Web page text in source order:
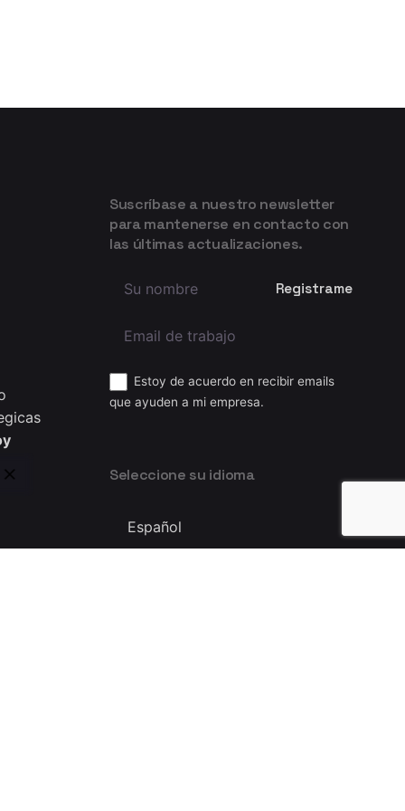
Suscríbase a nuestro newsletter
para mantenerse en contacto con
las últimas actualizaciones.
Estoy de acuerdo en recibir emails
que ayuden a mi empresa.
Seleccione su idioma
idioma